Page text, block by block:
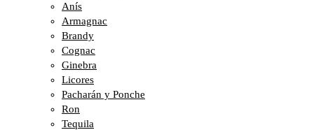
Anís
Armagnac
Brandy
Cognac
Ginebra
Licores
Pacharán y Ponche
Ron
Tequila